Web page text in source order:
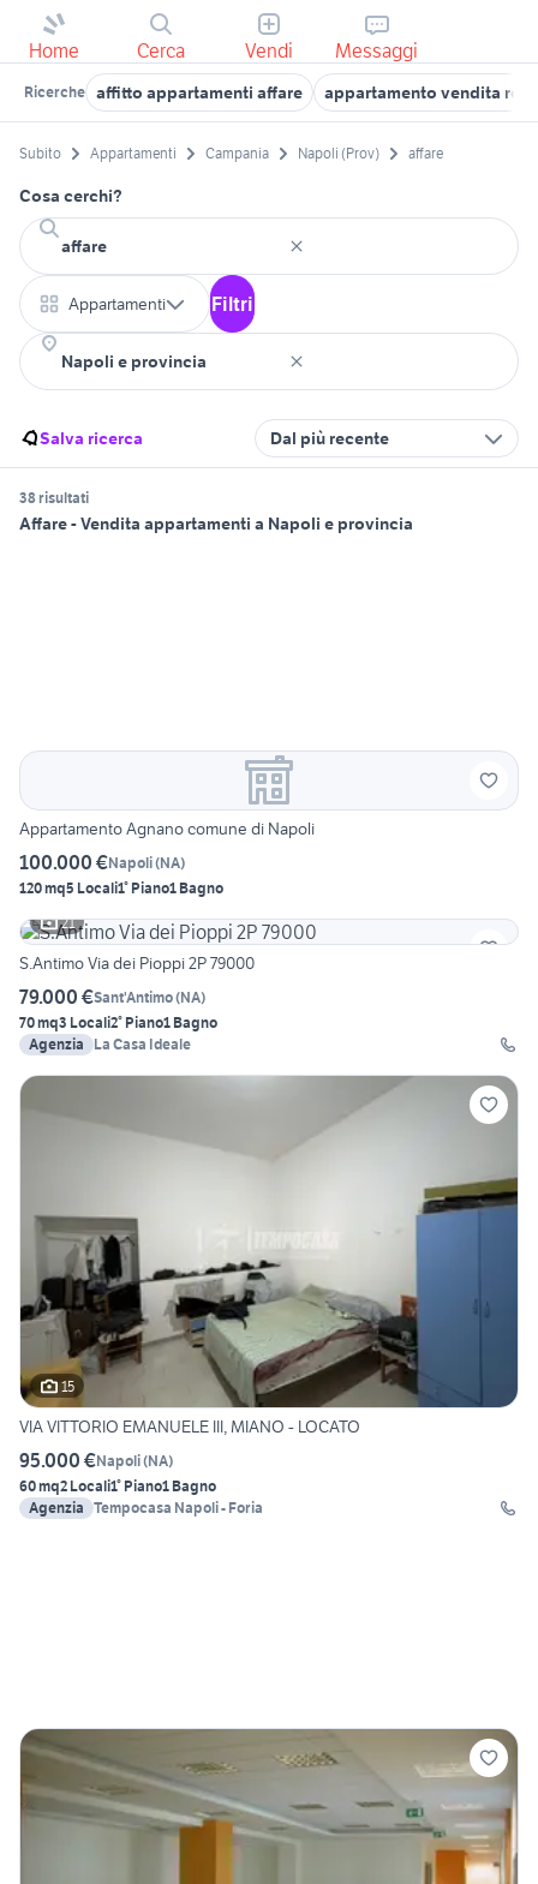
Home Cerca Vendi Messaggi
Ricerche affitto appartamenti affare appartamento vendita
Subito Appartamenti Campania Napoli (Prov) affare
Cosa cerchi?
Appartamenti Filtri
Salva ricerca Dal più recente
38 risultati
Affare - Vendita appartamenti a Napoli e provincia
Appartamento Agnano comune di Napoli
100.000 €Napoli(NA)
120 mq5 Locali1° Piano1 Bagno
21
S.Antimo Via dei Pioppi 2P 79000
79.000 €Sant'Antimo(NA)
70 mq3 Locali2° Piano1 Bagno
Agenzia
La Casa Ideale
15
VIA VITTORIO EMANUELE III, MIANO - LOCATO
95.000 €Napoli(NA)
60 mq2 Locali1° Piano1 Bagno
Agenzia Tempocasa Napoli - Foria